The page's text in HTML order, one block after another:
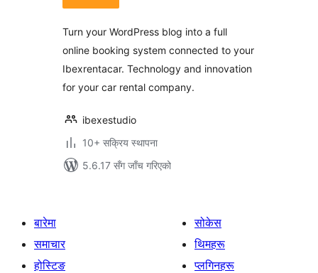
Turn your WordPress blog into a full
online booking system connected to your
Ibexrentacar. Technology and innovation
for your car rental company.
ibexestudio
10+ सक्रिय स्थापना
5.6.17 सँग जाँच गरिएको
बारेमा
समाचार
होस्टिङ
सोकेस
थिमहरू
प्लगिनहरू